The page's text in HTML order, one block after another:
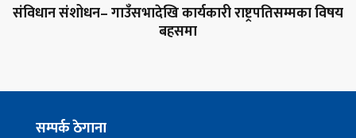
संविधान संशोधन– गाउँसभादेखि कार्यकारी राष्ट्रपतिसम्मका विषय
बहसमा
सम्पर्क ठेगाना